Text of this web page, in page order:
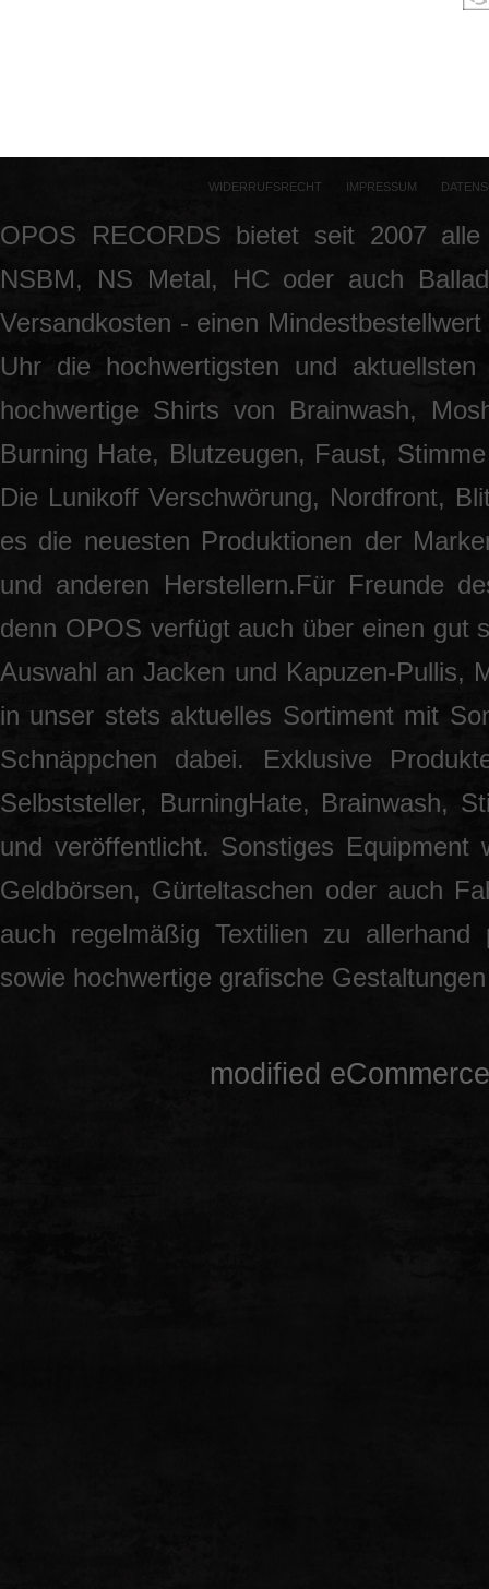
WIDERRUFSRECHT IMPRESSUM
OPOS RECORDS bietet seit 2007
NSBM, NS Metal, HC oder auch
Versandkosten - einen
Uhr die hochwertigsten und
hochwertige Shirts von Brainwash,
Burning Hate, Blutzeugen, Faust,
Die Lunikoff Verschwörung, Nordfront,
es die neuesten Produktionen der
und anderen Herstellern.Für Freunde
denn OPOS verfügt auch über einen gut
Auswahl an Jacken und Kapuzen-Pullis,
in unser stets aktuelles Sortiment mit
Schnäppchen dabei. Exklusive
Selbststeller, BurningHate, Brainwash,
und veröffentlicht. Sonstiges Equipment
Geldbörsen, Gürteltaschen oder auch
auch regelmäßig Textilien zu allerhand
sowie hochwertige grafische
mod ified